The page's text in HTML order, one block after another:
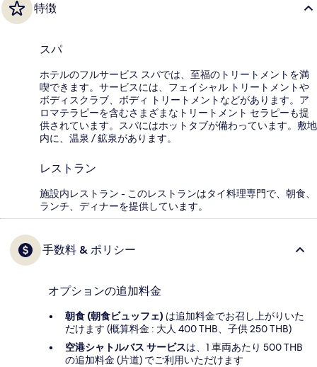
特徴
スパ
ホテルのフルサービス スパでは、至福のトリートメントを満
喫できます。サービスには、フェイシャル トリートメントや
ボディスクラブ、ボディ トリートメントなどがあります。ア
ロマテラピーを含むさまざまなトリートメント セラピーも提
供されています。スパにはホットタブが備わっています。敷地
内に、温泉 / 鉱泉があります。
レストラン
施設内レストラン - このレストランはタイ料理専門で、朝食、
ランチ、ディナーを提供しています。
手数料 & ポリシー
オプションの追加料金
朝食 (朝食ビュッフェ) は追加料金でお召し上がりいた
だけます (概算料金 : 大人 400 THB、子供 250 THB)
空港シャトルバス サービスは、1 車両あたり 500 THB
の追加料金 (片道) でご利用いただけます